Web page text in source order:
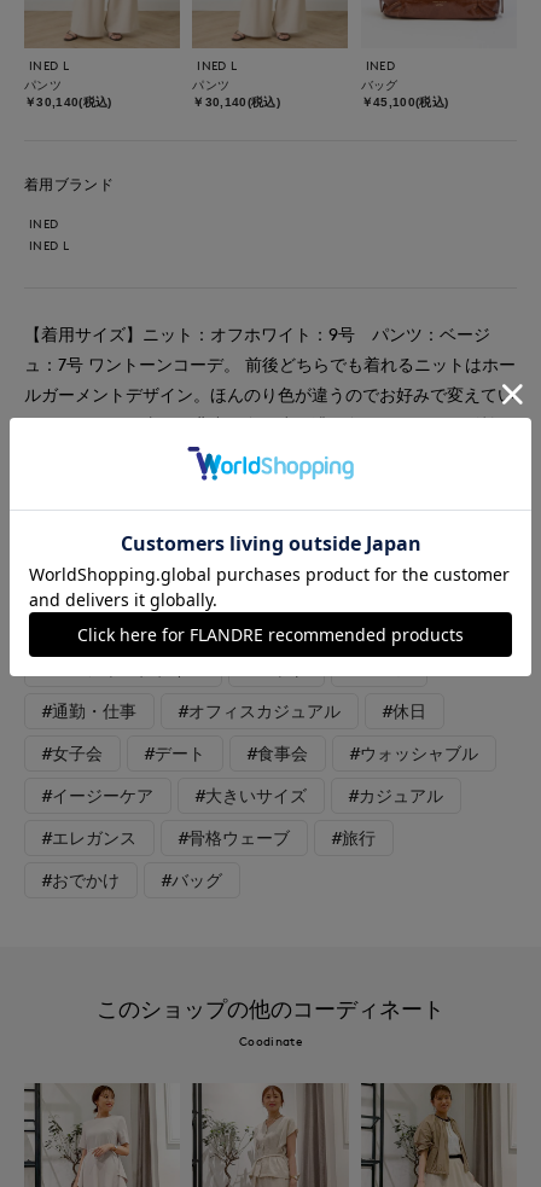
INED L
パンツ
￥30,140(税込)
INED L
パンツ
￥30,140(税込)
INED
バッグ
￥45,100(税込)
着用ブランド
INED
INED L
【着用サイズ】ニット：オフホワイト：9号 パンツ：ベージ
ュ：7号 ワントーンコーデ。 前後どちらでも着れるニットはホー
ルガーメントデザイン。ほんのり色が違うのでお好みで変えてい
ただけます。写真では背中が色が少し濃い色になります。影効果
があり着痩せ効果も期待できます♪リボン付きワイドパンツはタ
ックがしっかり入っていてヒップも気にならず少しスカート見え
なデザイン。ウエストのリボンの幅もしっかりあるので少しウエ
ストが緩い場合はリボンで調節していただけます。全体にワント
ーンなので少し濃い色の同系色バックをポイントにしてみまし
た。
#通勤・仕事 #オフィスカジュアル #休日
#女子会 #デート #食事会 #ウォッシャブル
#イージーケア #大きいサイズ #カジュアル
#エレガンス #骨格ウェーブ #旅行
#おでかけ #バッグ
このショップの他のコーディネート
Coodinate